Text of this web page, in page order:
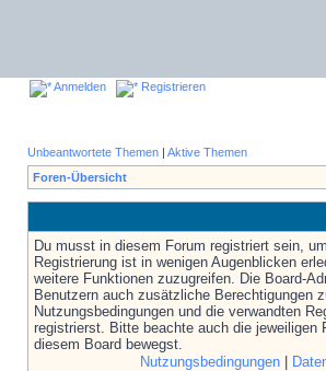
Anmelden Registrieren
Unbeantwortete Themen | Aktive Themen
Foren-Übersicht
Du musst in diesem Forum registriert sein,
Registrierung ist in wenigen Augenblicken
weitere Funktionen zuzugreifen. Die Board-
Benutzern auch zusätzliche Berechtigungen
Nutzungsbedingungen und die verwandten
registrierst. Bitte beachte auch die jeweiligen
diesem Board bewegst.
Nutzungsbedingungen|